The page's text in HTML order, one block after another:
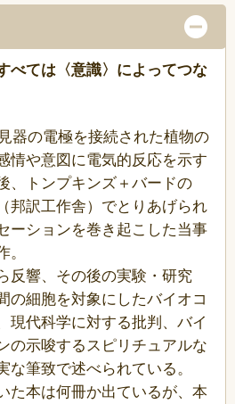
べては〈意識〉によってつな
器の電極を接続された植物の
情や意図に電気的反応を示す
、トンプキンズ＋バードの
邦訳工作舎）でとりあげられ
ーションを巻き起こした当事
。
反響、その後の実験・研究
の細胞を対象にしたバイオコ
現代科学に対する批判、バイ
の示唆するスピリチュアルな
な筆致で述べられている。
た本は何冊か出ているが、本